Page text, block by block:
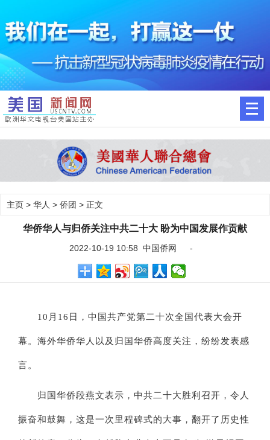
主页 > 华人 > 侨团 > 正文
华侨华人与归侨关注中共二十大 盼为中国发展作贡献
2022-10-19 10:58 中国侨网 -
10月16日，中国共产党第二十次全国代表大会开
幕。海外华侨华人以及归国华侨高度关注，纷纷发表感
言。
归国华侨段燕文表示，中共二十大胜利召开，令人
振奋和鼓舞，这是一次里程碑式的大事，翻开了历史性